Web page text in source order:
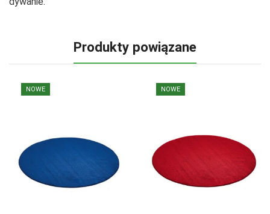
Produkty powiązane
NOWE NOWE